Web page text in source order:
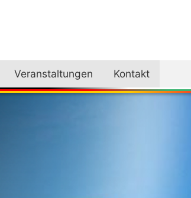
Veranstaltungen Kontakt